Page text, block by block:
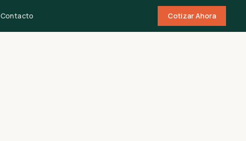
Contacto Cotizar Ahora